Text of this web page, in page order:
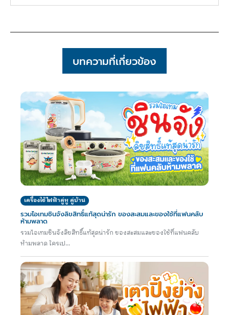
บทความที่เกี่ยวข้อง
เครื่องใช้ไฟฟ้าคู่หู คู่บ้าน
รวมไอเทมชินจังลิขสิทธิ์แท้สุดน่ารัก ของสะสมและของใช้ที่แฟนคลับ
ห้ามพลาด
รวมไอเทมชินจังลิขสิทธิ์แท้สุดน่ารัก ของสะสมและของใช้ที่แฟนคลับ
ห้ามพลาด ใครเป...